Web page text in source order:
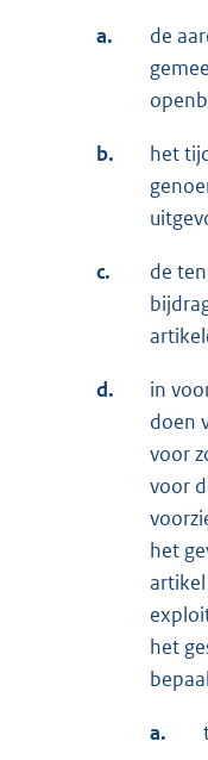
a.
de
b.
het
c.
de
d.
in
doen
voor
voor
het
het
a.